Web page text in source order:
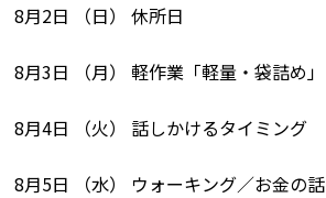
8月2日 （日） 休所日
8月3日 （月） 軽作業「軽量・袋詰め」
8月4日 （火） 話しかけるタイミング
8月5日 （水） ウォーキング／お金の話